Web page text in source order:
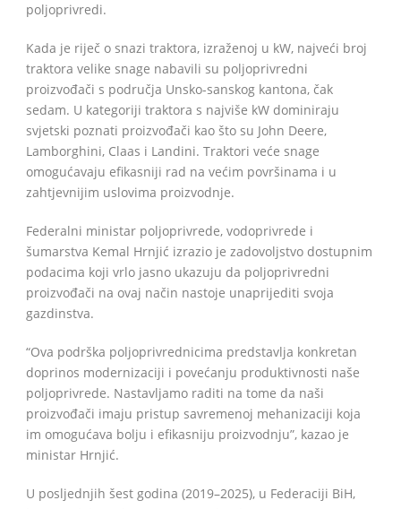
poljoprivredi.
Kada je riječ o snazi traktora, izraženoj u kW, najveći broj
traktora velike snage nabavili su poljoprivredni
proizvođači s područja Unsko-sanskog kantona, čak
sedam. U kategoriji traktora s najviše kW dominiraju
svjetski poznati proizvođači kao što su John Deere,
Lamborghini, Claas i Landini. Traktori veće snage
omogućavaju efikasniji rad na većim površinama i u
zahtjevnijim uslovima proizvodnje.
Federalni ministar poljoprivrede, vodoprivrede i
šumarstva Kemal Hrnjić izrazio je zadovoljstvo dostupnim
podacima koji vrlo jasno ukazuju da poljoprivredni
proizvođači na ovaj način nastoje unaprijediti svoja
gazdinstva.
“Ova podrška poljoprivrednicima predstavlja konkretan
doprinos modernizaciji i povećanju produktivnosti naše
poljoprivrede. Nastavljamo raditi na tome da naši
proizvođači imaju pristup savremenoj mehanizaciji koja
im omogućava bolju i efikasniju proizvodnju”, kazao je
ministar Hrnjić.
U posljednjih šest godina (2019–2025), u Federaciji BiH,